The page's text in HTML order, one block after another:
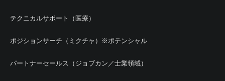
テクニカルサポート（医療）
ポジションサーチ（ミクチャ）※ポテンシャル
パートナーセールス（ジョブカン／士業領域）